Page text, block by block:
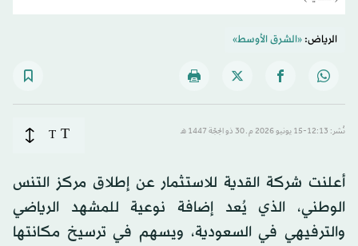
الرياض:«الشرق الأوسط»
نُشر: 12:13-15 يونيو 2026 م ـ 30 ذو الحِجّة 1447 هـ T
T
أعلنت شركة القدية للاستثمار عن إطلاق مركز التنس
الوطني، الذي يُعد إضافة نوعية للمشهد الرياضي
والترفيهي في السعودية، ويسهم في ترسيخ مكانتها